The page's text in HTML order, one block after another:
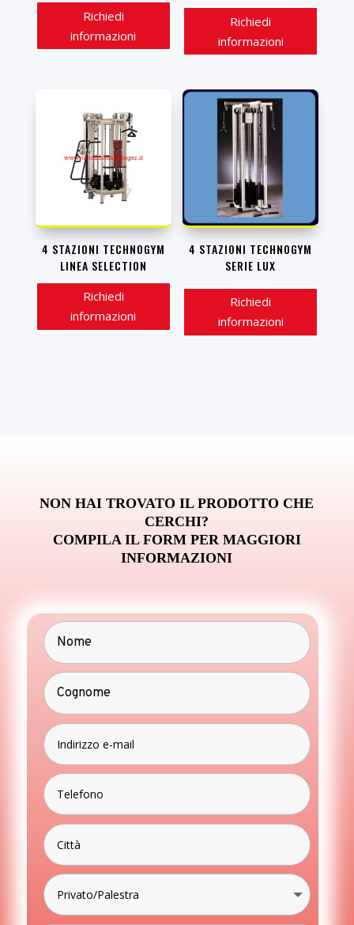
Richiedi
informazioni
Richiedi
informazioni
4 STAZIONI TECHNOGYM
LINEA SELECTION
Richiedi
informazioni
4 STAZIONI TECHNOGYM
SERIE LUX
Richiedi
informazioni
NON HAI TROVATO IL PRODOTTO CHE
CERCHI?
COMPILA IL FORM PER MAGGIORI
INFORMAZIONI